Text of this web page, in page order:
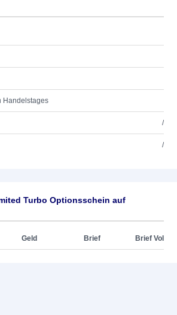
Handelstages
/
/
Turbo Optionsschein auf
Geld Brief Brief Vol